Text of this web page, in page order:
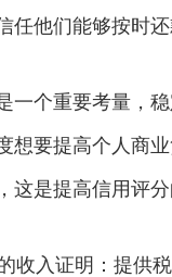
任他们能够按时还
一个重要考量，
想要提高个人商
这是提高信用评分
收入证明：提供